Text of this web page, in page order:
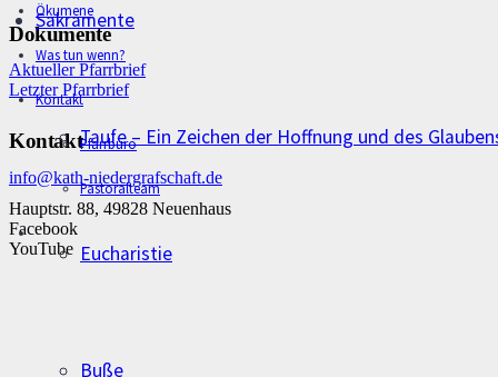
Ökumene
Was tun wenn?
Kontakt
Pfarrbüro
Pastoralteam
Sakramente
Taufe – Ein Zeichen der Hoffnung und des
Eucharistie
Buße
Dokumente
Aktueller Pfarrbrief
Letzter Pfarrbrief
Kontakt
info@kath-niedergrafschaft.de
Hauptstr. 88, 49828 Neuenhaus
Facebook
YouTube